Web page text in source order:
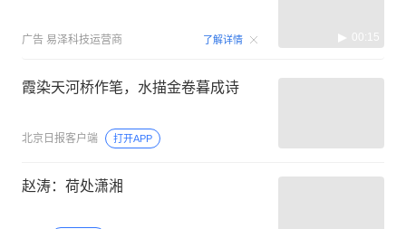
广告 易泽科技运营商 了解详情 00:15
霞染天河桥作笔，水描金卷暮成诗
北京日报客户端 打开APP
赵涛：荷处潇湘